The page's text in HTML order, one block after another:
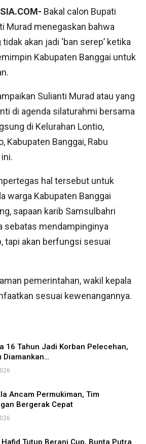
Bakal calon Bupati
Murad menegaskan bahwa
akan jadi ‘ban serep’ ketika
Kabupaten Banggai untuk
Sulianti Murad atau yang
di agenda silaturahmi bersama
di Kelurahan Lontio,
Kabupaten Banggai, Rabu
hal tersebut untuk
warga Kabupaten Banggai
sapaan karib Samsulbahri
sebatas mendampinginya
tapi akan berfungsi sesuai
pemerintahan, wakil kepala
sesuai kewenangannya.
16 Tahun Jadi Korban Pelecehan,
Diamankan…
Ancam Permukiman, Tim
Bergerak Cepat